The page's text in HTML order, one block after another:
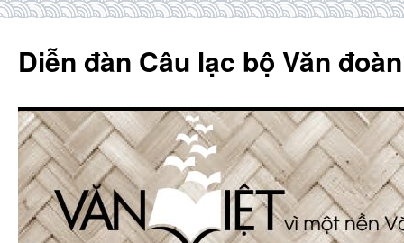
content
Diễn đàn Câu lạc bộ Văn